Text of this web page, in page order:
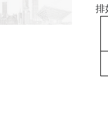
排